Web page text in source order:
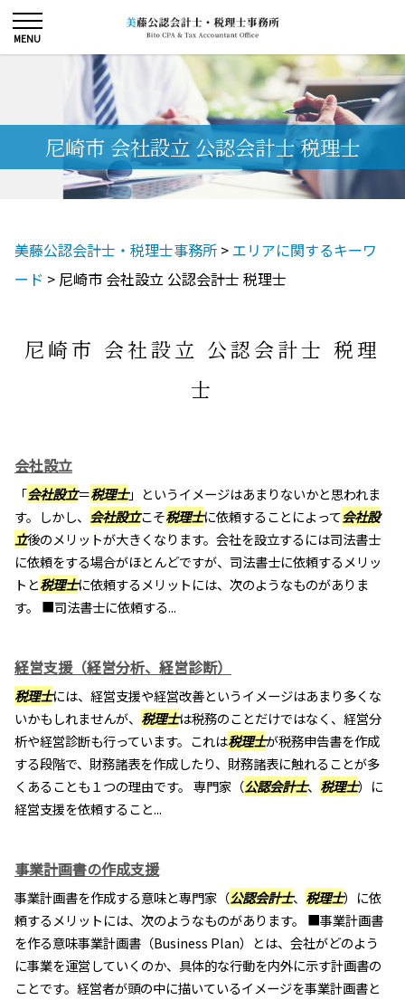
尼崎市 会社設立 公認会計士 税理士
美藤公認会計士・税理士事務所 > エリアに関するキーワ
ード > 尼崎市 会社設立 公認会計士 税理士
尼崎市 会社設立 公認会計士 税理
士
会社設立
「会社設立＝税理士」というイメージはあまりないかと思われま
す。しかし、 会社設立こそ税理士に依頼することによって会社設
立後のメリットが大きくなります。会社を設立するには司法書士
に依頼をする場合がほとんどですが、司法書士に依頼するメリッ
トと税理士に依頼するメリットには、次のようなものがありま
す。 ■司法書士に依頼する...
経営支援（経営分析、経営診断）
税理士には、経営支援や経営改善というイメージはあまり多くな
いかもしれませんが、 税理士は税務のことだけではなく、経営分
析や経営診断も行っています。これは税理士が税務申告書を作成
する段階で、財務諸表を作成したり、財務諸表に触れることが多
くあることも１つの理由です。 専門家（公認会計士、 税理士）に
経営支援を依頼すること...
事業計画書の作成支援
事業計画書を作成する意味と専門家（公認会計士、 税理士）に依
頼するメリットには、次のようなものがあります。 ■事業計画書
を作る意味事業計画書（Business Plan）とは、会社がどのよう
に事業を運営していくのか、具体的な行動を内外に示す計画書の
ことです。経営者が頭の中に描いているイメージを事業計画書と